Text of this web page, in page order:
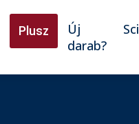
Plusz
Új
darab?